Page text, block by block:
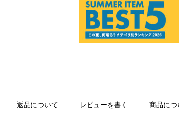
返品について レビューを書く 商品につ